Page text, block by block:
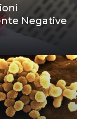
Negative